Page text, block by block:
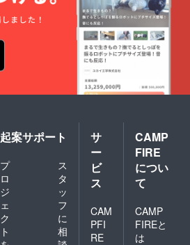
起案サポート
プ
ロ
ジ
ェ
ク
ト
ス
タ
ッ
フ
に
相
サ
ー
ビ
ス
CAM
PFI
RE
CAMP
FIRE
につい
て
CAMP
FIREと
は